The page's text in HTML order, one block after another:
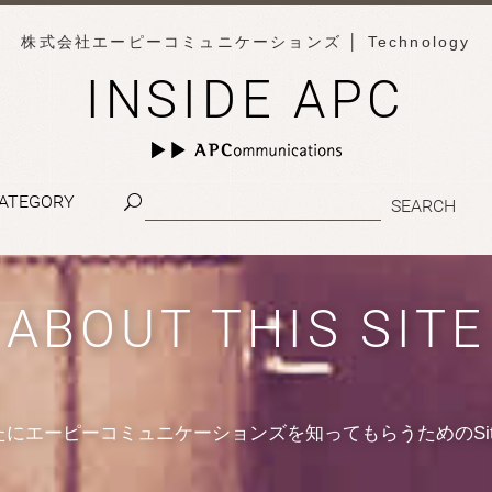
株式会社エーピーコミュニケーションズ │ Technology
INSIDE APC
ABOUT THIS SITE
にエーピーコミュニケーションズを知ってもらうための